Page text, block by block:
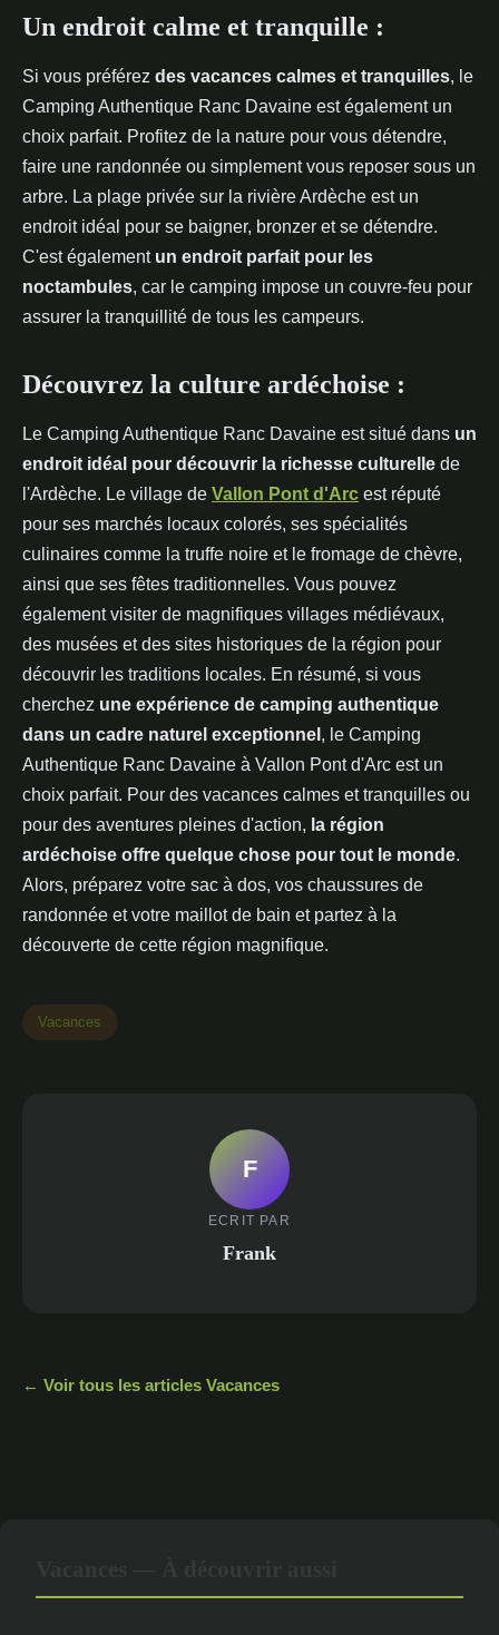
Un endroit calme et tranquille :
Si vous préférez des vacances calmes et tranquilles, le
Camping Authentique Ranc Davaine est également un
choix parfait. Profitez de la nature pour vous détendre,
faire une randonnée ou simplement vous reposer sous un
arbre. La plage privée sur la rivière Ardèche est un
endroit idéal pour se baigner, bronzer et se détendre.
C'est également un endroit parfait pour les
noctambules, car le camping impose un couvre-feu pour
assurer la tranquillité de tous les campeurs.
Découvrez la culture ardéchoise :
Le Camping Authentique Ranc Davaine est situé dans un
endroit idéal pour découvrir la richesse culturelle de
l'Ardèche. Le village de Vallon Pont d'Arc est réputé
pour ses marchés locaux colorés, ses spécialités
culinaires comme la truffe noire et le fromage de chèvre,
ainsi que ses fêtes traditionnelles. Vous pouvez
également visiter de magnifiques villages médiévaux,
des musées et des sites historiques de la région pour
découvrir les traditions locales. En résumé, si vous
cherchez une expérience de camping authentique
dans un cadre naturel exceptionnel , le Camping
Authentique Ranc Davaine à Vallon Pont d'Arc est un
choix parfait. Pour des vacances calmes et tranquilles ou
pour des aventures pleines d'action, la région
ardéchoise offre quelque chose pour tout le monde.
Alors, préparez votre sac à dos, vos chaussures de
randonnée et votre maillot de bain et partez à la
découverte de cette région magnifique.
Vacances
F
ECRIT PAR
Frank
← Voir tous les articles Vacances